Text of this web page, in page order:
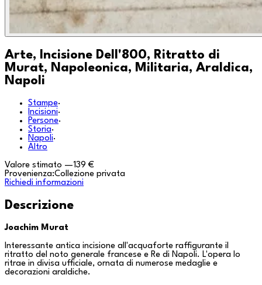
Arte, Incisione Dell'800, Ritratto di
Murat, Napoleonica, Militaria, Araldica,
Napoli
Stampe·
Incisioni·
Persone·
Storia·
Napoli·
Altro
Valore stimato —139 €
Provenienza:Collezione privata
Richiedi informazioni
Descrizione
Joachim Murat
Interessante antica incisione all'acquaforte raffigurante il
ritratto del noto generale francese e Re di Napoli. L'opera lo
ritrae in divisa ufficiale, ornata di numerose medaglie e
decorazioni araldiche.